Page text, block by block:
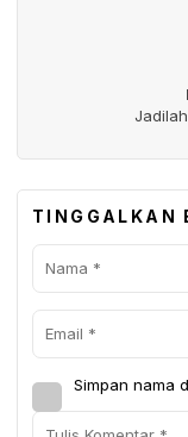
TINGGALKAN
Simpan nama